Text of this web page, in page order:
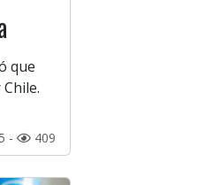
que
- 409